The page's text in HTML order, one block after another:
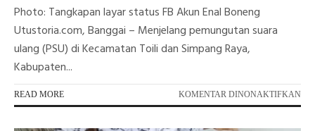
Photo: Tangkapan layar status FB Akun Enal Boneng
Utustoria.com, Banggai – Menjelang pemungutan suara
ulang (PSU) di Kecamatan Toili dan Simpang Raya,
Kabupaten...
READ MORE KOMENTAR DINONAKTIFKAN